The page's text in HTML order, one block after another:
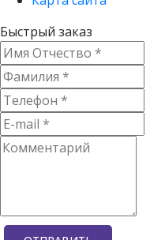
Быстрый заказ